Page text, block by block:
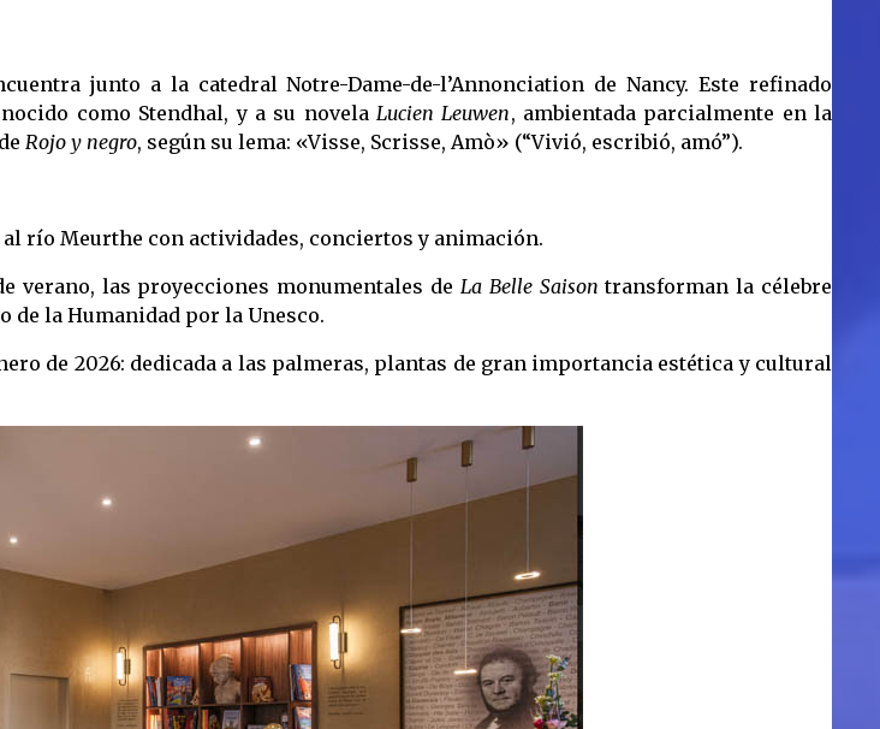
junto a la catedral Notre-Dame-de-l’Annonciation de Nancy. Este refinado
como Stendhal, y a su novelaLucien Leuwen, ambientada parcialmente en la
Rojo y negro, según su lema: «Visse, Scrisse, Amò» (“Vivió, escribió, amó”).
río Meurthe con actividades, conciertos y animación.
verano, las proyecciones monumentales de La Belle Saison transforman la célebre
de la Humanidad por la Unesco.
de 2026: dedicada a las palmeras, plantas de gran importancia estética y cultural